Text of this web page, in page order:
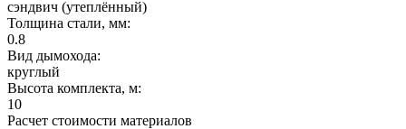
сэндвич (утеплённый)
Толщина стали, мм:
0.8
Вид дымохода:
круглый
Высота комплекта, м:
10
Расчет стоимости материалов